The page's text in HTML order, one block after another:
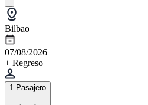
Bilbao
07/08/2026
+ Regreso
1 Pasajero